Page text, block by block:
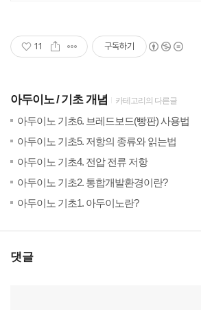
11 구독하기
아두이노 기초 개념 카테고리의 다른글
아두이노 기초6. 브레드보드(빵판) 사용법
아두이노 기초5. 저항의 종류와 읽는법
아두이노 기초4. 전압 전류 저항
아두이노 기초2. 통합개발환경이란?
아두이노 기초1. 아두이노란?
댓글